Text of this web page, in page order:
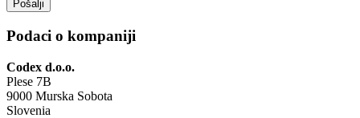
Podaci o kompaniji
Codex d.o.o.
Plese 7B
9000 Murska Sobota
Slovenia